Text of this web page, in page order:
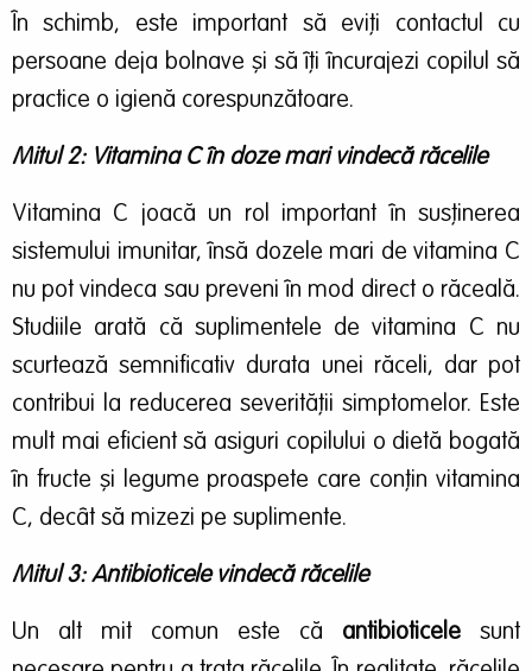
În schimb, este important să eviți contactul cu
persoane deja bolnave și să îți încurajezi copilul să
practice o igienă corespunzătoare.
Mitul 2: Vitamina C în doze mari vindecă răcelile
Vitamina C joacă un rol important în susținerea
sistemului imunitar, însă dozele mari de vitamina C
nu pot vindeca sau preveni în mod direct o răceală.
Studiile arată că suplimentele de vitamina C nu
scurtează semnificativ durata unei răceli, dar pot
contribui la reducerea severității simptomelor. Este
mult mai eficient să asiguri copilului o dietă bogată
în fructe și legume proaspete care conțin vitamina
C, decât să mizezi pe suplimente.
Mitul 3: Antibioticele vindecă răcelile
Un alt mit comun este că antibioticele sunt